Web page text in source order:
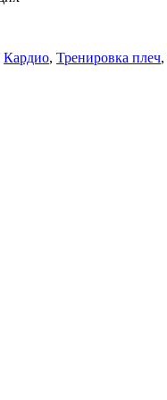
Кардио, Тренировка плеч,